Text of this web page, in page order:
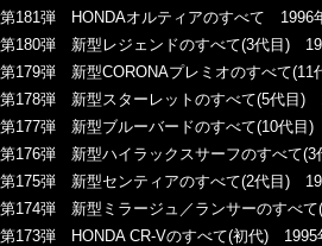
第181弾 HONDAオルティアのすべて 1996
第180弾 新型レジェンドのすべて(3代目)
第179弾 新型CORONAプレミオのすべて
第178弾 新型スターレットのすべて(5代目)
第177弾 新型ブルーバードのすべて(10代目
第176弾 新型ハイラックスサーフのすべて
第175弾 新型センティアのすべて(2代目)
第174弾 新型ミラージュ／ランサーのすべ
第173弾 HONDA CR-Vのすべて(初代) 1995